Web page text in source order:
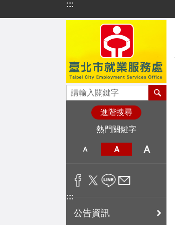
跳到主要內容區塊
:::
進階搜尋
熱門關鍵字
:::
公告資訊